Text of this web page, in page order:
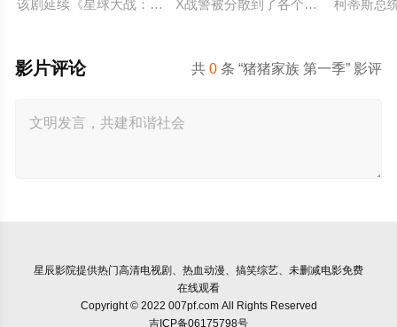
该剧延续《星球大战：幻境》的世界观，见证绝地武士崭新篇章
X战警被分散到了各个时间线，从过
柯蒂斯总
共0 条 “猪猪家族 第一季” 影评
影片评论
星辰影院提供热门高清电视剧、热血动漫、搞笑综艺、未删减电影免费
在线观看
Copyright © 2022 007pf.com All Rights Reserved
吉ICP备06175798号